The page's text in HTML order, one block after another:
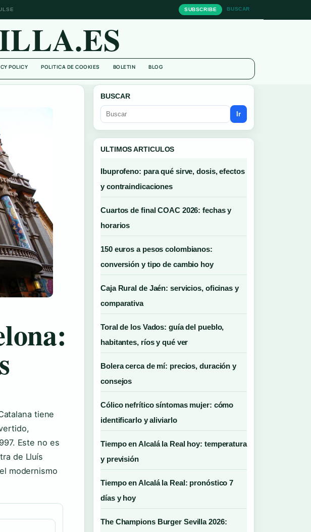
SUBSCRIBE BUSCAR
POLICY POLITICA DE COOKIES BOLETIN BLOG
tiene
Este no es
de Lluís
modernismo
BUSCAR
Ir
ULTIMOS ARTICULOS
Ibuprofeno: para qué sirve, dosis, efectos
y contraindicaciones
Cuartos de final COAC 2026: fechas y
horarios
150 euros a pesos colombianos:
conversión y tipo de cambio hoy
Caja Rural de Jaén: servicios, oficinas y
comparativa
Toral de los Vados: guía del pueblo,
habitantes, ríos y qué ver
Bolera cerca de mí: precios, duración y
consejos
Cólico nefrítico síntomas mujer: cómo
identificarlo y aliviarlo
Tiempo en Alcalá la Real hoy: temperatura
y previsión
Tiempo en Alcalá la Real: pronóstico 7
días y hoy
The Champions Burger Sevilla 2026: